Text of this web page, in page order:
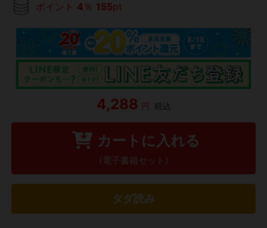
ポイント 4 ％ 155pt
4,288 円 税込
カートに入れる
(電子書籍セット)
タダ読み